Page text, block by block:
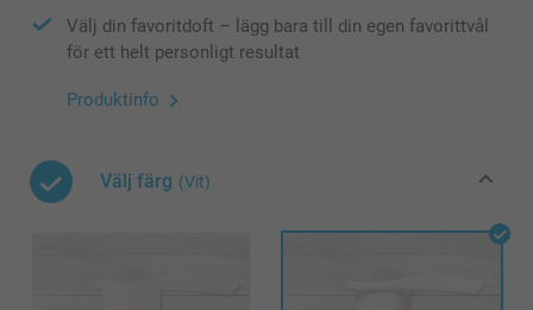
Välj din favoritdoft – lägg bara till din egen favorittvål
för ett helt personligt resultat
Produktinfo
Välj färg (Vit)